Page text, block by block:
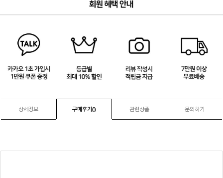
상세정보 구매후기() 관련상품 문의하기